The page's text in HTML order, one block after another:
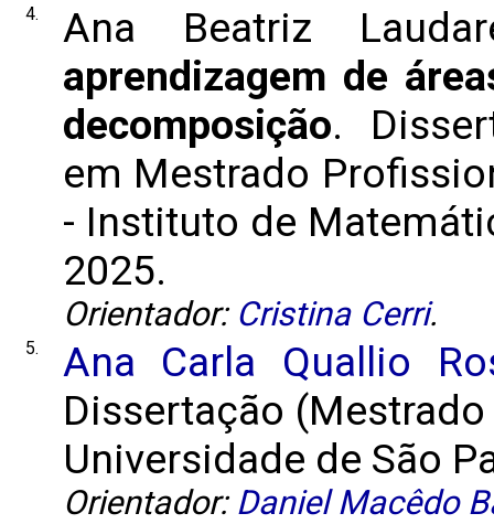
4.
Ana Beatriz
aprendizagem de
decomposição.
em Mestrado
- Instituto de
2025.
Orientador: Cristina Cerri.
5.
Ana Carla Quallio
Dissertação
Universidade de São
Orientador: Daniel Macêdo